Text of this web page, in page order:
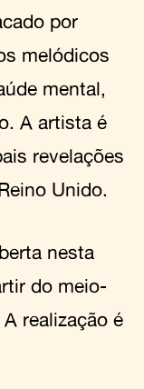
por
melódicos
mental,
A artista é
revelações
Unido.
nesta
do meio-
A realização é